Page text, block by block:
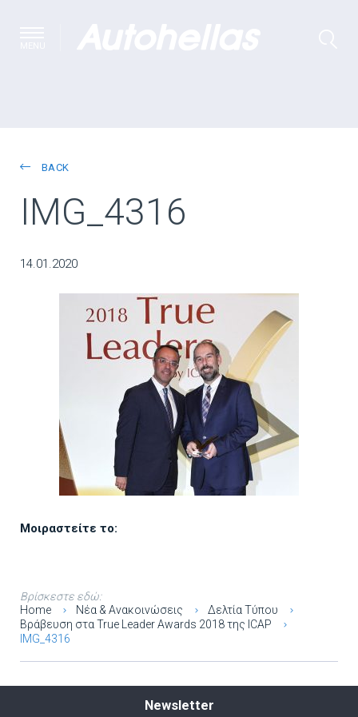
BACK
IMG_4316
14.01.2020
Μοιραστείτε το:
Βρίσκεστε εδώ:
Home
Νέα & Ανακοινώσεις
Δελτία Τύπου
Βράβευση στα True Leader Αwards 2018 της ICAP
IMG_4316
Newsletter